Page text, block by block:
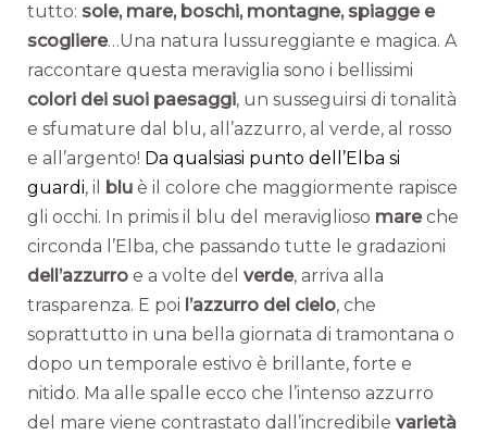
tutto:sole, mare, boschi, montagne, spiagge e
scogliere…Una natura lussureggiante e magica. A
raccontare questa meraviglia sono i bellissimi
colori dei suoi paesaggi, un susseguirsi di tonalità
e sfumature dal blu, all’azzurro, al verde, al rosso
e all’argento! Da qualsiasi punto dell’Elba si
guardi, il blu è il colore che maggiormente rapisce
gli occhi. In primis il blu del meraviglioso mareche
circonda l’Elba, che passando tutte le gradazioni
dell’azzurro e a volte delverde, arriva alla
trasparenza. E poi l’azzurro del cielo, che
soprattutto in una bella giornata di tramontana o
dopo un temporale estivo è brillante, forte e
nitido. Ma alle spalle ecco che l’intenso azzurro
del mare viene contrastato dall’incredibilevarietà